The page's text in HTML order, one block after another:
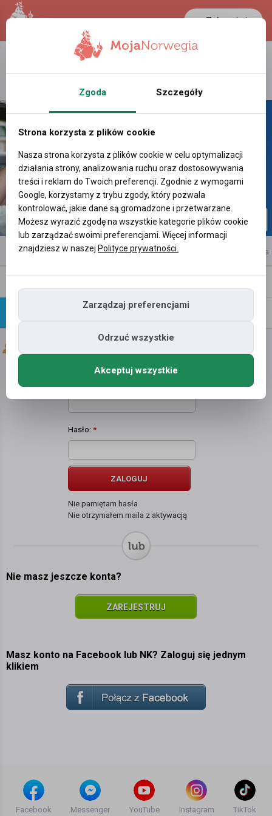
Zaloguj się
LANCASTER
25.5 °C 0.39 PLN
reklama
Napisz
wiadomość
janusz m
Hasło: *
ZALOGUJ
Nie pamiętam hasła
Nie otrzymałem maila z aktywacją
Nie masz jeszcze konta?
ZAREJESTRUJ
Masz konto na Facebook lub NK? Zaloguj się jednym
klikiem
Facebook Messenger YouTube Instagram TikTok
Zgoda Szczegóły
Strona korzysta z plików cookie
Nasza strona korzysta z plików cookie w celu optymalizacji
działania strony, analizowania ruchu oraz dostosowywania
treści i reklam do Twoich preferencji. Zgodnie z wymogami
Google, korzystamy z trybu zgody, który pozwala
kontrolować, jakie dane są gromadzone i przetwarzane.
Możesz wyrazić zgodę na wszystkie kategorie plików cookie
lub zarządzać swoimi preferencjami. Więcej informacji
znajdziesz w naszej Polityce prywatności.
Zarządzaj preferencjami
Odrzuć wszystkie
Akceptuj wszystkie